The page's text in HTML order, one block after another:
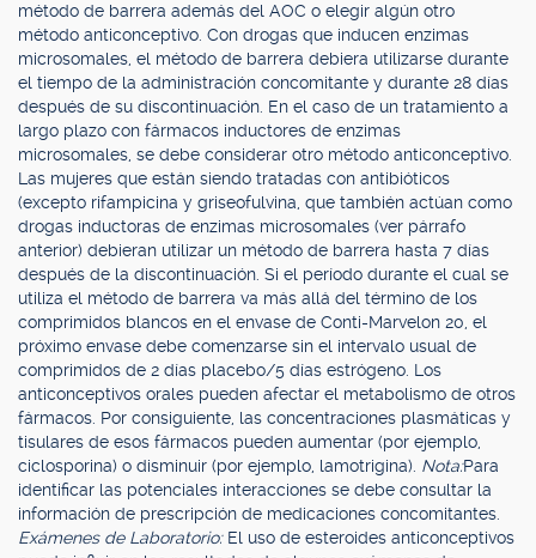
método de barrera además del AOC o elegir algún otro
método anticonceptivo. Con drogas que inducen enzimas
microsomales, el método de barrera debiera utilizarse durante
el tiempo de la administración concomitante y durante 28 días
después de su discontinuación. En el caso de un tratamiento a
largo plazo con fármacos inductores de enzimas
microsomales, se debe considerar otro método anticonceptivo.
Las mujeres que están siendo tratadas con antibióticos
(excepto rifampicina y griseofulvina, que también actúan como
drogas inductoras de enzimas microsomales (ver párrafo
anterior) debieran utilizar un método de barrera hasta 7 días
después de la discontinuación. Si el período durante el cual se
utiliza el método de barrera va más allá del término de los
comprimidos blancos en el envase de Conti-Marvelon 20, el
próximo envase debe comenzarse sin el intervalo usual de
comprimidos de 2 días placebo/5 días estrógeno. Los
anticonceptivos orales pueden afectar el metabolismo de otros
fármacos. Por consiguiente, las concentraciones plasmáticas y
tisulares de esos fármacos pueden aumentar (por ejemplo,
ciclosporina) o disminuir (por ejemplo, lamotrigina). Nota:Para
identificar las potenciales interacciones se debe consultar la
información de prescripción de medicaciones concomitantes.
Exámenes de Laboratorio: El uso de esteroides anticonceptivos